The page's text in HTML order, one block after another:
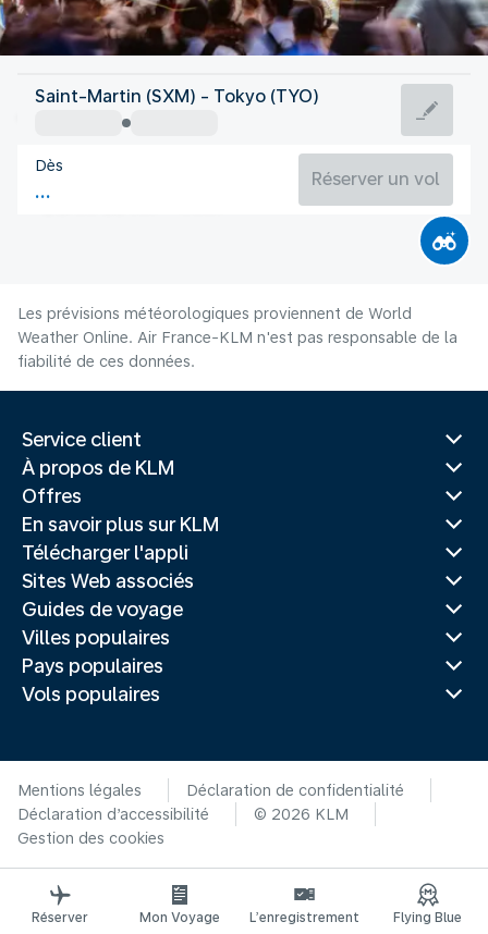
Japon
Tokyo
Japon
Durée du vol
Saint-Martin (SXM) - Tokyo (TYO)
Dès
Réserver un vol
Les prévisions météorologiques proviennent de World
Weather Online. Air France-KLM n'est pas responsable de la
fiabilité de ces données.
Service client
À propos de KLM
Offres
En savoir plus sur KLM
Télécharger l'appli
Sites Web associés
Guides de voyage
Villes populaires
Pays populaires
Vols populaires
Mentions légales
Déclaration de confidentialité
Déclaration d’accessibilité
© 2026 KLM
Gestion des cookies
Réserver Mon Voyage L’enregistrement Flying Blue